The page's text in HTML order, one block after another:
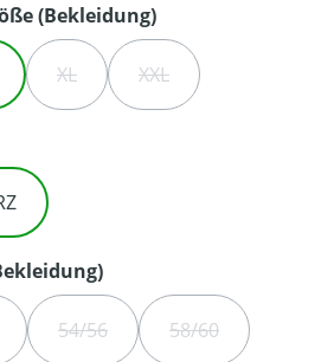
(Bekleidung)auswählen
NICHT VERFÜGBAR.)
IST ZURZEIT NICHT VERFÜGBAR.)
XL(DIESE OPTION IST ZURZEIT
XXL(DIESE OPTION IST
auswählen
OPTION IST ZURZEIT NICHT
54/56(DIESE OPTION IST ZURZEIT
58/60(DIESE OPTION